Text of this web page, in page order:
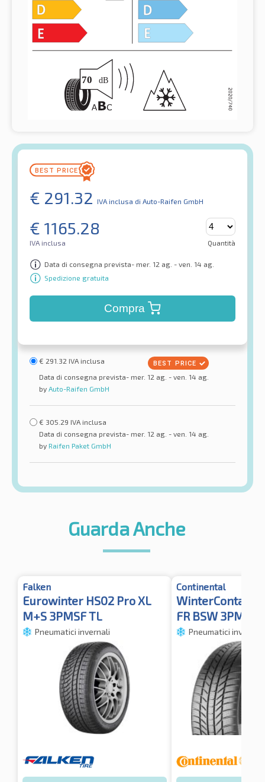
€ 291.32 IVA inclusa di Auto-Raifen GmbH
€ 1165.28
IVA inclusa Quantità
Data di consegna prevista- mer. 12 ag. - ven. 14 ag.
Spedizione gratuita
Compra
€ 291.32 IVA inclusa
Data di consegna prevista- mer. 12 ag. - ven. 14 ag.
by Auto-Raifen GmbH
€ 305.29 IVA inclusa
Data di consegna prevista- mer. 12 ag. - ven. 14 ag.
by Raifen Paket GmbH
Guarda Anche
Falken
Eurowinter HS02 Pro XL
M+S 3PMSF TL
Pneumatici invernali
Continental
WinterContact
FR BSW 3PMSF
Pneumatici invernali